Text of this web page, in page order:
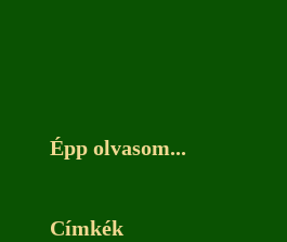
Épp olvasom...
Címkék